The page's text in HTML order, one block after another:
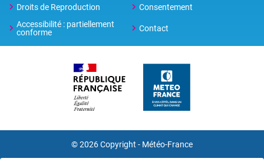
Droits de Reproduction
Consentement
Accessibilité : partiellement
conforme
Contact
© 2026 Copyright - Météo-France